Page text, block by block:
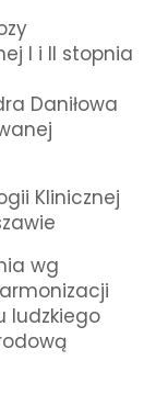
I i II stopnia
Daniłowa
Klinicznej
wg
ludzkiego